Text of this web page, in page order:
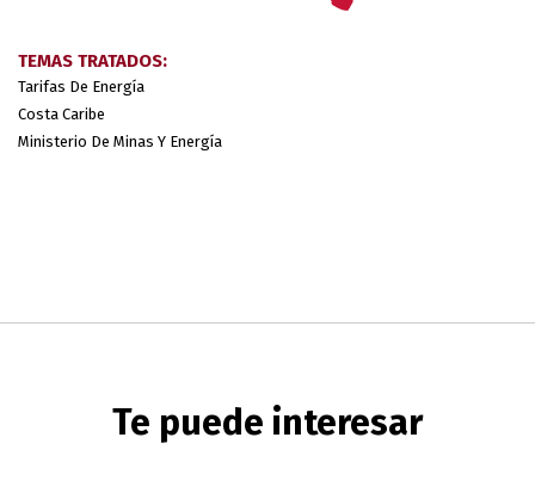
TEMAS TRATADOS:
Tarifas De Energía
Costa Caribe
Ministerio De Minas Y Energía
Te puede interesar